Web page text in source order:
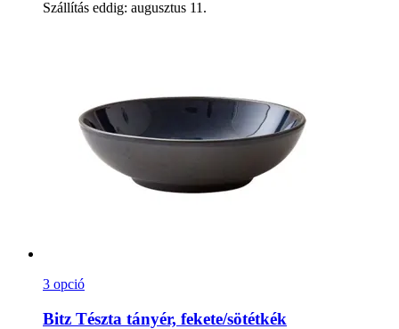
Szállítás eddig: augusztus 11.
3 opció
Bitz Tészta tányér, fekete/sötétkék